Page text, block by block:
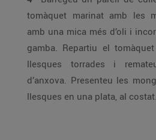
tomàquet marinat amb les
amb una mica més d’oli i incorporeu-hi les cues de
gamba. Repartiu el tomàquet
llesques torrades i
d’anxova. Presenteu les mongetes en un bol i les
llesques en una plata, al costat.